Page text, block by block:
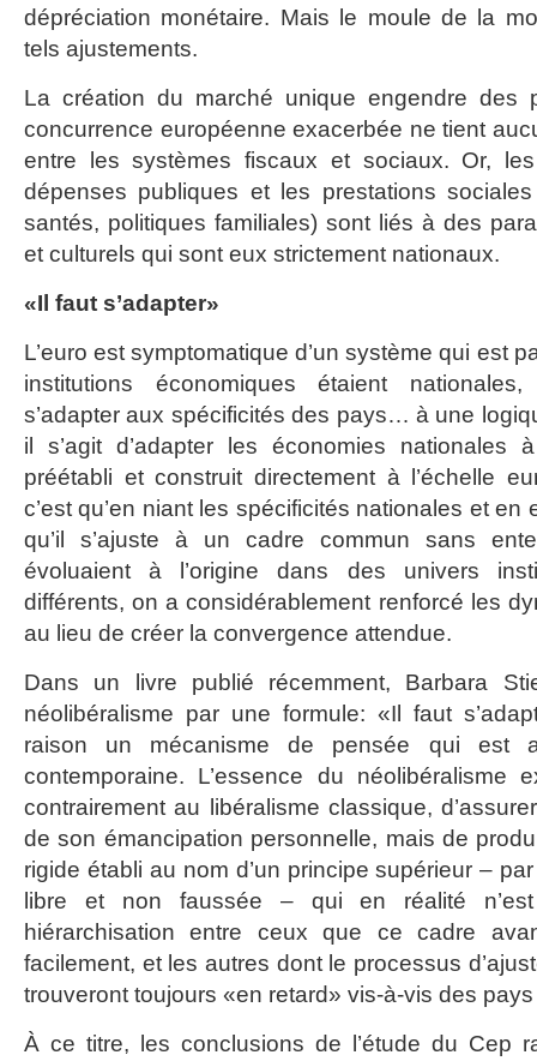
dépréciation monétaire. Mais le moule de la
tels ajustements.
La création du marché unique engendre des
concurrence européenne exacerbée ne tient
entre les systèmes fiscaux et sociaux. Or,
dépenses publiques et les prestations
santés, politiques familiales) sont liés à des
et culturels qui sont eux strictement nationaux.
«Il faut s’adapter»
L’euro est symptomatique d’un système qui est
institutions économiques étaient
s’adapter aux spécificités des pays… à une
il s’agit d’adapter les économies nationales
préétabli et construit directement à l’échelle
c’est qu’en niant les spécificités nationales et
qu’il s’ajuste à un cadre commun sans
évoluaient à l’origine dans des univers
différents, on a considérablement renforcé les
au lieu de créer la convergence attendue.
Dans un livre publié récemment, Barbara
néolibéralisme par une formule: «Il faut
raison un mécanisme de pensée qui est
contemporaine. L’essence du néolibéralisme
contrairement au libéralisme classique,
de son émancipation personnelle, mais de
rigide établi au nom d’un principe supérieur –
libre et non faussée – qui en réalité n’est
hiérarchisation entre ceux que ce cadre
facilement, et les autres dont le processus
trouveront toujours «en retard» vis-à-vis des
À ce titre, les conclusions de l’étude du Cep